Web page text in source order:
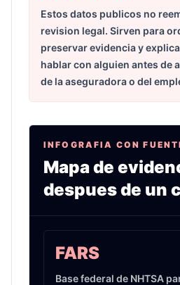
Estos datos publicos no
revision legal. Sirven para
preservar evidencia y
hablar con alguien antes de
de la aseguradora o del
INFOGRAFIA CON
Mapa de
despues de un
FARS
Base federal de NHTSA